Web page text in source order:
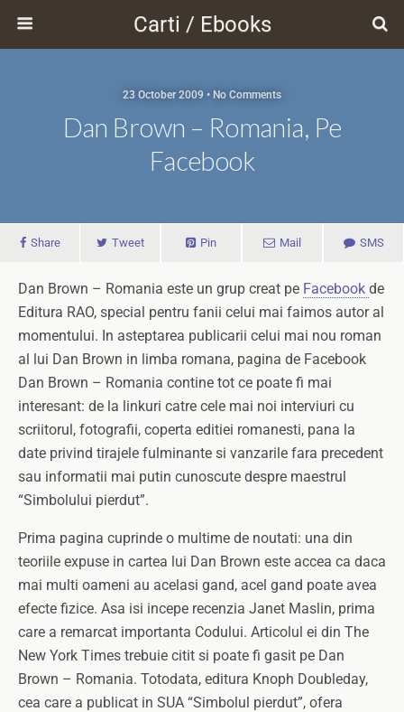
Carti / Ebooks
23 October 2009 • No Comments
Dan Brown – Romania, Pe
Facebook
Share Tweet Pin Mail SMS
Dan Brown – Romania este un grup creat pe Facebook de
Editura RAO, special pentru fanii celui mai faimos autor al
momentului. In asteptarea publicarii celui mai nou roman
al lui Dan Brown in limba romana, pagina de Facebook
Dan Brown – Romania contine tot ce poate fi mai
interesant: de la linkuri catre cele mai noi interviuri cu
scriitorul, fotografii, coperta editiei romanesti, pana la
date privind tirajele fulminante si vanzarile fara precedent
sau informatii mai putin cunoscute despre maestrul
“Simbolului pierdut”.
Prima pagina cuprinde o multime de noutati: una din
teoriile expuse in cartea lui Dan Brown este accea ca daca
mai multi oameni au acelasi gand, acel gand poate avea
efecte fizice. Asa isi incepe recenzia Janet Maslin, prima
care a remarcat importanta Codului. Articolul ei din The
New York Times trebuie citit si poate fi gasit pe Dan
Brown – Romania. Totodata, editura Knoph Doubleday,
cea care a publicat in SUA “Simbolul pierdut”, ofera